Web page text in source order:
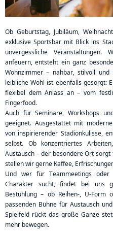
Ob Geburtstag, Jubiläum,
exklusive Sportsbar mit Blick ins
unvergessliche Veranstaltungen.
anfeuern, entsteht ein ganz
Wohnzimmer – nahbar, stilvoll
leibliche Wohl ist ebenfalls gesorgt:
flexibel dem Anlass an – vom
Fingerfood.
Auch für Seminare, Workshops
geeignet. Ausgestattet mit
von inspirierender Stadionkulisse,
selbst. Ob konzentriertes
Austausch – der besondere Ort
stellen wir gerne Kaffee,
Und wer für Teammeetings oder
Charakter sucht, findet bei uns
Bestuhlung – ob Reihen-, U-
passenden Bühne für Austausch
Spielfeld rückt das große Ganze
mehr bewegen.